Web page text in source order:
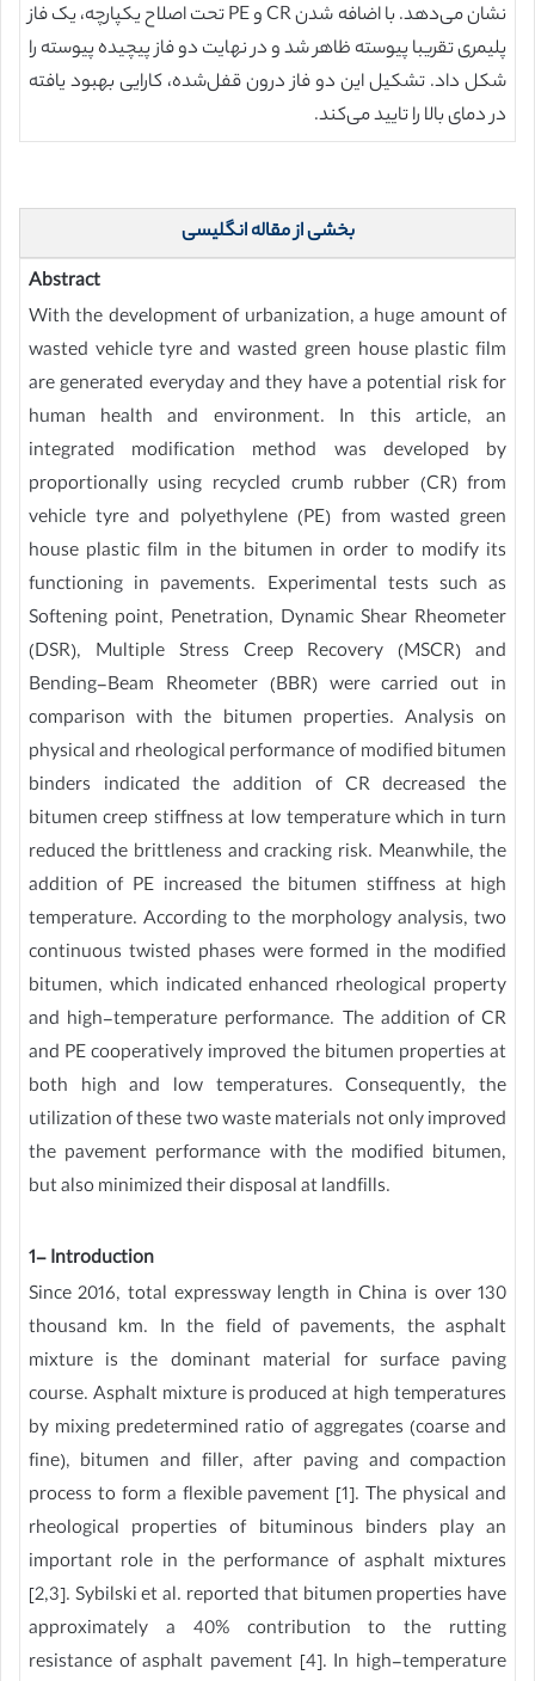
نشان می‌دهد. با اضافه شدن CR و PE تحت اصلاح یکپارچه، یک فاز
پلیمری تقریبا پیوسته ظاهر شد و در نهایت دو فاز پیچیده پیوسته را
شکل داد. تشکیل این دو فاز درون قفل‌شده، کارایی بهبود یافته
در دمای بالا را تایید می‌کند.
بخشی از مقاله انگلیسی
Abstract
With the development of urbanization, a huge amount of
wasted vehicle tyre and wasted green house plastic film
are generated everyday and they have a potential risk for
human health and environment. In this article, an
integrated modification method was developed by
proportionally using recycled crumb rubber (CR) from
vehicle tyre and polyethylene (PE) from wasted green
house plastic film in the bitumen in order to modify its
functioning in pavements. Experimental tests such as
Softening point, Penetration, Dynamic Shear Rheometer
(DSR), Multiple Stress Creep Recovery (MSCR) and
Bending-Beam Rheometer (BBR) were carried out in
comparison with the bitumen properties. Analysis on
physical and rheological performance of modified bitumen
binders indicated the addition of CR decreased the
bitumen creep stiffness at low temperature which in turn
reduced the brittleness and cracking risk. Meanwhile, the
addition of PE increased the bitumen stiffness at high
temperature. According to the morphology analysis, two
continuous twisted phases were formed in the modified
bitumen, which indicated enhanced rheological property
and high-temperature performance. The addition of CR
and PE cooperatively improved the bitumen properties at
both high and low temperatures. Consequently, the
utilization of these two waste materials not only improved
the pavement performance with the modified bitumen,
but also minimized their disposal at landfills.
1- Introduction
Since 2016, total expressway length in China is over 130
thousand km. In the field of pavements, the asphalt
mixture is the dominant material for surface paving
course. Asphalt mixture is produced at high temperatures
by mixing predetermined ratio of aggregates (coarse and
fine), bitumen and filler, after paving and compaction
process to form a flexible pavement [1]. The physical and
rheological properties of bituminous binders play an
important role in the performance of asphalt mixtures
[2,3]. Sybilski et al. reported that bitumen properties have
approximately a 40% contribution to the rutting
resistance of asphalt pavement [4]. In high-temperature